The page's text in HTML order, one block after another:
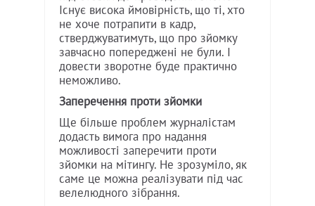
Існує висока ймовірність, що ті, хто
не хоче потрапити в кадр,
стверджуватимуть, що про зйомку
завчасно попереджені не були. І
довести зворотне буде практично
неможливо.
Заперечення проти зйомки
Ще більше проблем журналістам
додасть вимога про надання
можливості заперечити проти
зйомки на мітингу. Не зрозуміло, як
саме це можна реалізувати під час
велелюдного зібрання.